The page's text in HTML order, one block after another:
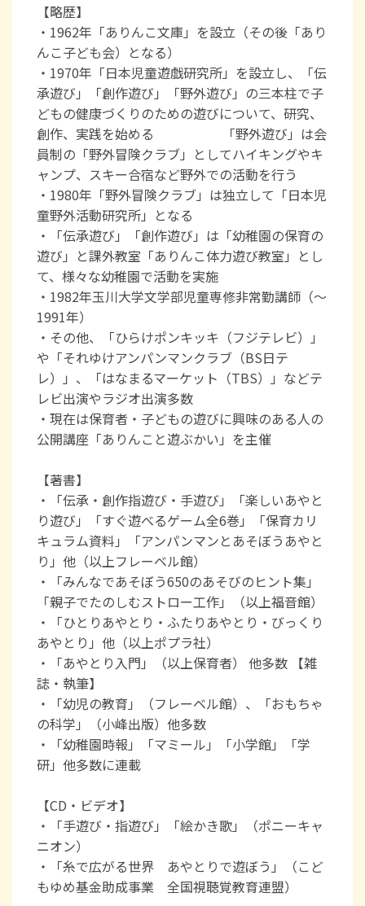
【略歴】
・1962年「ありんこ文庫」を設立（その後「あり
んこ子ども会）となる）
・1970年「日本児童遊戯研究所」を設立し、「伝
承遊び」「創作遊び」「野外遊び」の三本柱で子
どもの健康づくりのための遊びについて、研究、
創作、実践を始める 「野外遊び」は会
員制の「野外冒険クラブ」としてハイキングやキ
ャンプ、スキー合宿など野外での活動を行う
・1980年「野外冒険クラブ」は独立して「日本児
童野外活動研究所」となる
・「伝承遊び」「創作遊び」は「幼稚園の保育の
遊び」と課外教室「ありんこ体力遊び教室」とし
て、様々な幼稚園で活動を実施
・1982年玉川大学文学部児童専修非常勤講師（～
1991年）
・その他、「ひらけポンキッキ（フジテレビ）」
や「それゆけアンパンマンクラブ（BS日テ
レ）」、「はなまるマーケット（TBS）」などテ
レビ出演やラジオ出演多数
・現在は保育者・子どもの遊びに興味のある人の
公開講座「ありんこと遊ぶかい」を主催
【著書】
・「伝承・創作指遊び・手遊び」「楽しいあやと
り遊び」「すぐ遊べるゲーム全6巻」「保育カリ
キュラム資料」「アンパンマンとあそぼうあやと
り」他（以上フレーベル館）
・「みんなであそぼう650のあそびのヒント集」
「親子でたのしむストロー工作」（以上福音館）
・「ひとりあやとり・ふたりあやとり・びっくり
あやとり」他（以上ポプラ社）
・「あやとり入門」（以上保育者） 他多数 【雑
誌・執筆】
・「幼児の教育」（フレーベル館）、「おもちゃ
の科学」（小峰出版）他多数
・「幼稚園時報」「マミール」「小学館」「学
研」他多数に連載
【CD・ビデオ】
・「手遊び・指遊び」「絵かき歌」（ポニーキャ
ニオン）
・「糸で広がる世界 あやとりで遊ぼう」（こど
もゆめ基金助成事業 全国視聴覚教育連盟）